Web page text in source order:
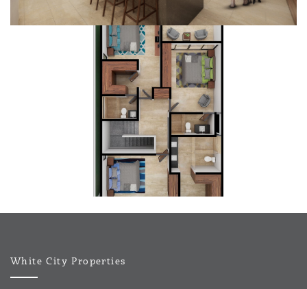
White City Properties